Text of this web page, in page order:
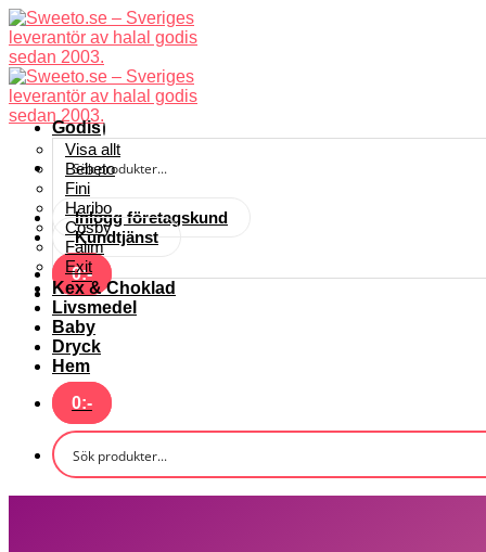
Skip
to
content
Inlogg företagskund
Kundtjänst
0:-
Godis
Visa allt
Bebeto
Fini
Haribo
Cosby
Falim
Exit
Kex & Choklad
Livsmedel
Baby
Dryck
Hem
0:-